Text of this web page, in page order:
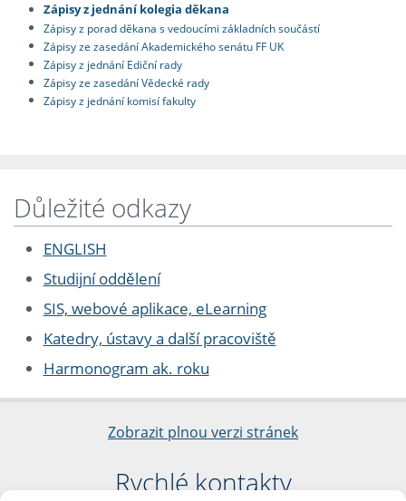
Zápisy z jednání kolegia děkana
Zápisy z porad děkana s vedoucími základních součástí
Zápisy ze zasedání Akademického senátu FF UK
Zápisy z jednání Ediční rady
Zápisy ze zasedání Vědecké rady
Zápisy z jednání komisí fakulty
Důležité odkazy
ENGLISH
Studijní oddělení
SIS, webové aplikace, eLearning
Katedry, ústavy a další pracoviště
Harmonogram ak. roku
Zobrazit plnou verzi stránek
Rychlé kontakty